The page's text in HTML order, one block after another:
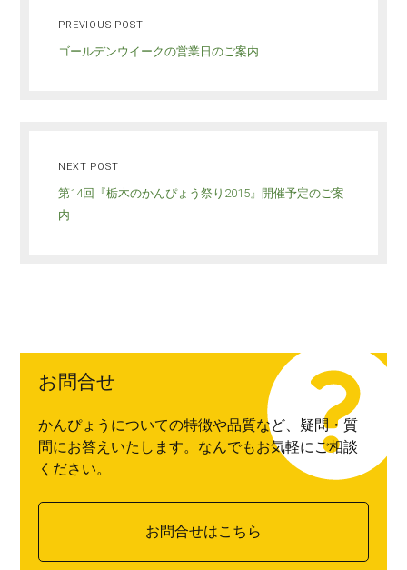
PREVIOUS POST
ゴールデンウイークの営業日のご案内
NEXT POST
第14回『栃木のかんぴょう祭り2015』開催予定のご案
内
お問合せ
かんぴょうについての特徴や品質など、疑問・質
問にお答えいたします。なんでもお気軽にご相談
ください。
お問合せはこちら